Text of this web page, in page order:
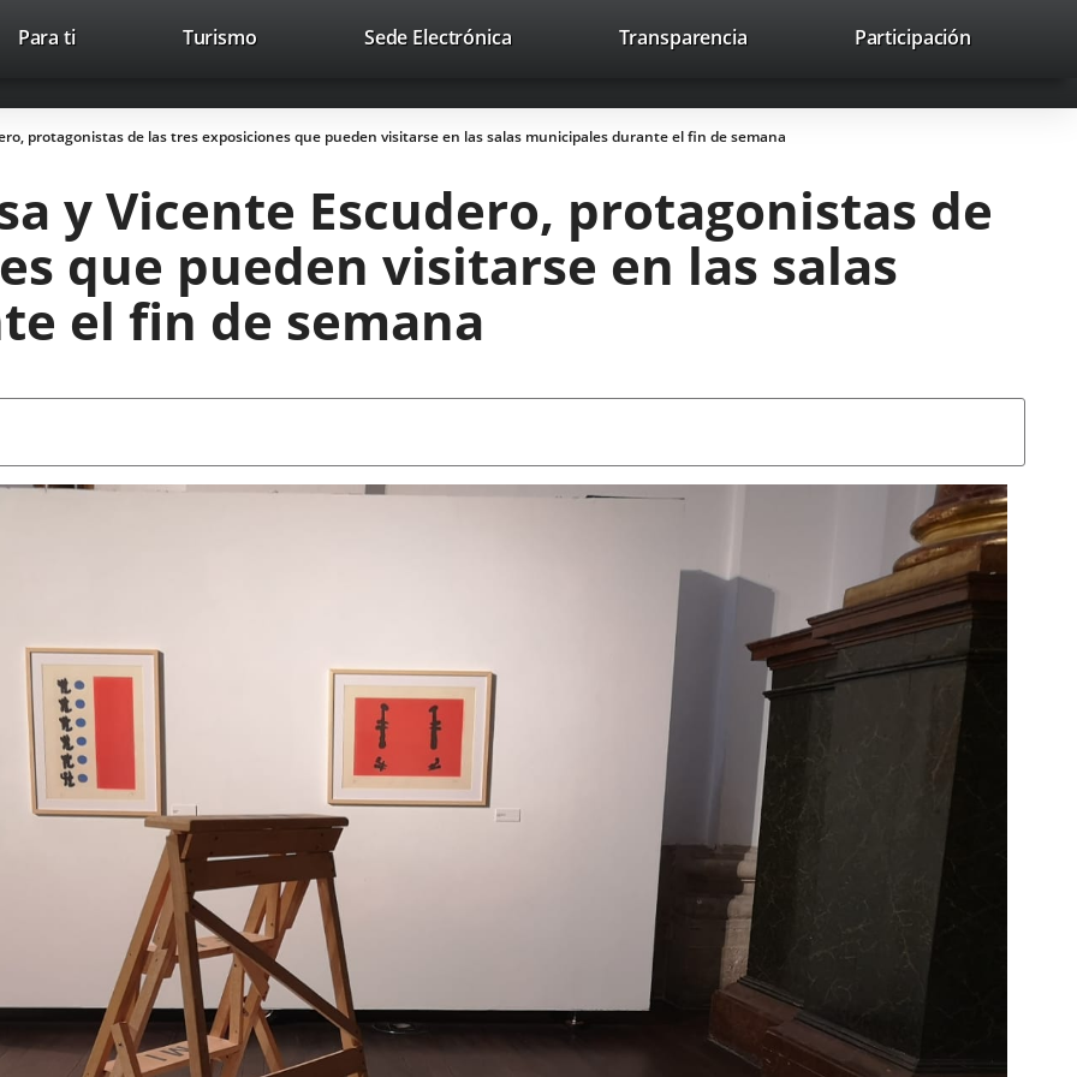
Trabaja con nosotros Contacto avaHeaderSocial
Enlace
una
aplicación
Enlace
una
aplicación
Enlace
una
aplicación
Recherche
Para ti TurismoEste
abrirá
en
ventana
nueva.
Sede ElectrónicaEnlace
aplicación
externa.
Transparencia Participación
protagonistas de las tres exposiciones que pueden visitarse en las salas municipales durante el fin de semana
y Vicente Escudero, protagonistas de
que pueden visitarse en las salas
el fin de semana